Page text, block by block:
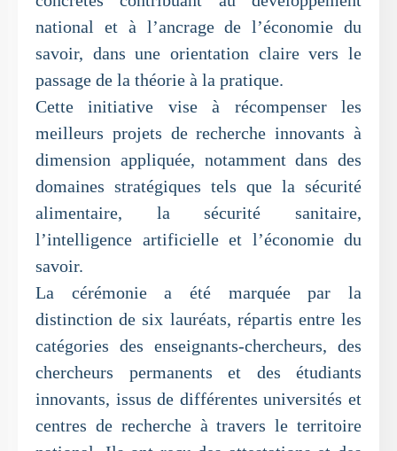
national et à l’ancrage de l’économie du
savoir, dans une orientation claire vers le
passage de la théorie à la pratique.
Cette initiative vise à récompenser les
meilleurs projets de recherche innovants à
dimension appliquée, notamment dans des
domaines stratégiques tels que la sécurité
alimentaire, la sécurité sanitaire,
l’intelligence artificielle et l’économie du
savoir.
La cérémonie a été marquée par la
distinction de six lauréats, répartis entre les
catégories des enseignants-chercheurs, des
chercheurs permanents et des étudiants
innovants, issus de différentes universités et
centres de recherche à travers le territoire